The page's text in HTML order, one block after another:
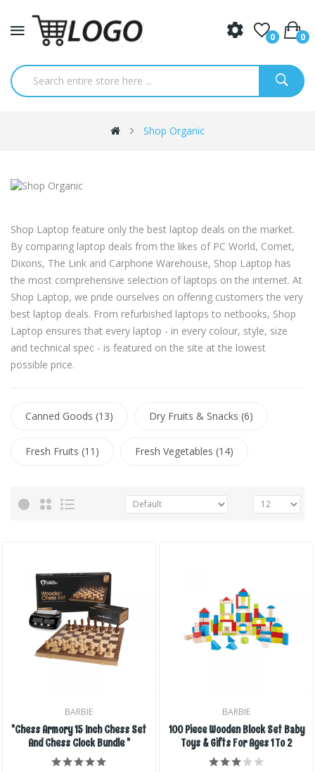
0 0
Shop Organic
Shop Laptop feature only the best laptop deals on the market.
By comparing laptop deals from the likes of PC World, Comet,
Dixons, The Link and Carphone Warehouse, Shop Laptop has
the most comprehensive selection of laptops on the internet. At
Shop Laptop, we pride ourselves on offering customers the very
best laptop deals. From refurbished laptops to netbooks, Shop
Laptop ensures that every laptop - in every colour, style, size
and technical spec - is featured on the site at the lowest
possible price.
Canned Goods (13) Dry Fruits & Snacks (6)
Fresh Fruits (11) Fresh Vegetables (14)
BARBIE
"Chess Armory 15 Inch Chess Set
And Chess Clock Bundle "
BARBIE
100 Piece Wooden Block Set Baby
Toys & Gifts For Ages 1 To 2